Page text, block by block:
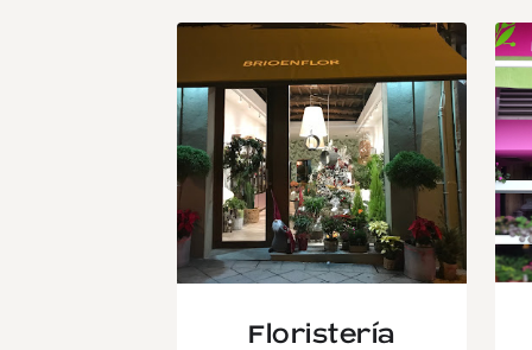
Floristería